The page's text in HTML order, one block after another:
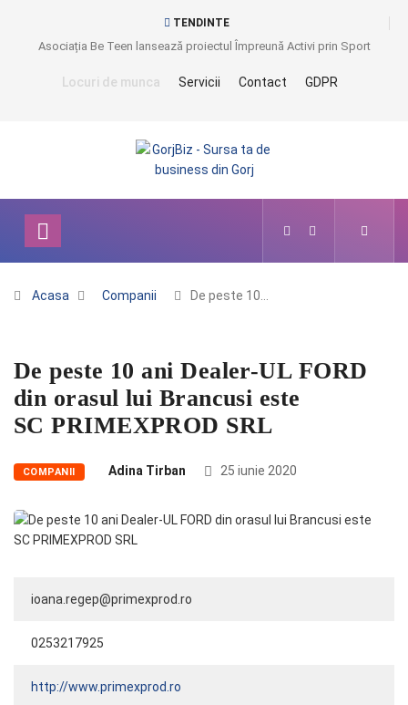
TENDINTE
Asociația Be Teen lansează proiectul Împreună Activi prin Sport
Locuri de munca Servicii Contact GDPR
Acasa Companii De peste 10…
De peste 10 ani Dealer-UL FORD
din orasul lui Brancusi este
SC PRIMEXPROD SRL
COMPANII Adina Tirban 25 iunie 2020
ioana.regep@primexprod.ro
0253217925
http://www.primexprod.ro